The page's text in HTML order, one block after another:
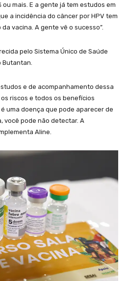
mais. E a gente já tem estudos em
a incidência do câncer por HPV tem
vacina. A gente vê o sucesso”.
pelo Sistema Único de Saúde
e de acompanhamento dessa
riscos e todos os benefícios
uma doença que pode aparecer de
você pode não detectar. A
Aline.